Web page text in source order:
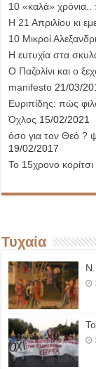
10 «καλά» χρόνια..
Η 21 Απριλίου κι
10 Μικροί
Η ευτυχία στα
Ο Παζολίνι και ο
manifesto 21/03/
Ευριπίδης: πώς
Όχλος 15/02/2021
όσο για τον Θεό ?
19/02/2017
Το 15χρονο κορίτσι
Τυχαία